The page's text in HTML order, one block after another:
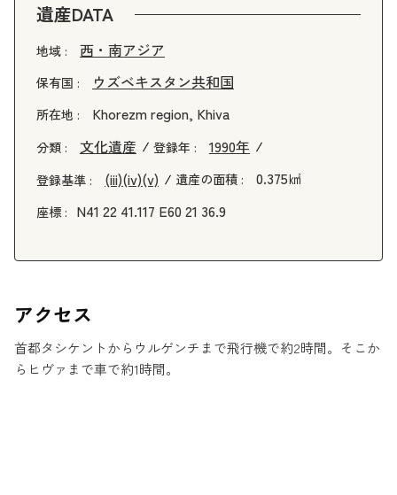
遺産DATA
地域 : 西・南アジア
保有国 : ウズベキスタン共和国
所在地 : Khorezm region, Khiva
分類 : 文化遺産 登録年 : 1990年
登録基準 : (iii)(iv)(v) 遺産の面積 : 0.375㎢
座標 : N41 22 41.117 E60 21 36.9
アクセス
首都タシケントからウルゲンチまで飛行機で約2時間。そこか
らヒヴァまで車で約1時間。